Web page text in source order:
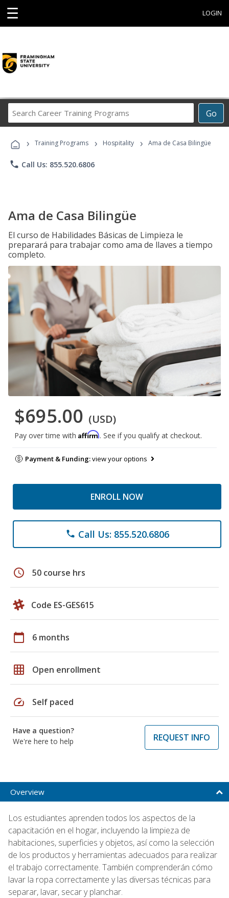
☰ LOGIN
Go
Career
Programs
› Training Programs › Hospitality › Ama de Casa Bilingüe
phone Call Us: 855.520.6806
Ama de Casa Bilingüe
El curso de Habilidades Básicas de Limpieza le
preparará para trabajar como ama de llaves a tiempo
completo.
$695.00 (USD)
Pay over time with Affirm. See if you qualify at checkout.
Payment & Funding:view your options
ENROLL NOW
phone Call Us: 855.520.6806
schedule 50 course hrs
Code ES-GES615
calendar_today 6 months
grid_on Open enrollment
speed Self paced
Have a question?
We're here to help
REQUEST INFO
Overview
Los estudiantes aprenden todos los aspectos de la
capacitación en el hogar, incluyendo la limpieza de
habitaciones, superficies y objetos, así como la selección
de los productos y herramientas adecuados para realizar
el trabajo correctamente. También comprenderán cómo
lavar la ropa correctamente y las diversas técnicas para
separar, lavar, secar y planchar.